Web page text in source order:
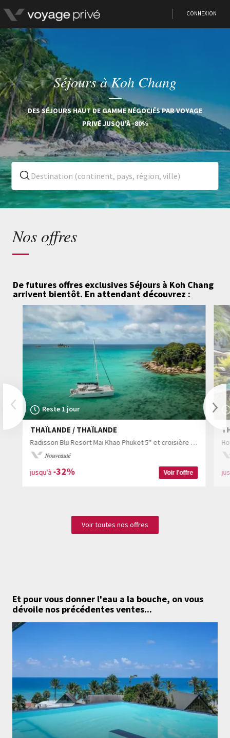
CONNEXION
Séjours à Koh Chang
DES SÉJOURS HAUT DE GAMME NÉGOCIÉS PAR VOYAGE
PRIVÉ JUSQU'À -80%
Nos offres
De futures offres exclusives Séjours à Koh Chang
arrivent bientôt. En attendant découvrez :
PreviousReste 1 jour
THAÏLANDE / THAÏLANDE
Radisson Blu Resort Mai Khao Phuket 5* et croisière premium aux îles Andaman
Nouveauté
jusqu'à -32% Voir l'offre
Voir toutes nos offres
Et pour vous donner l'eau a la bouche, on vous
dévoile nos précédentes ventes...